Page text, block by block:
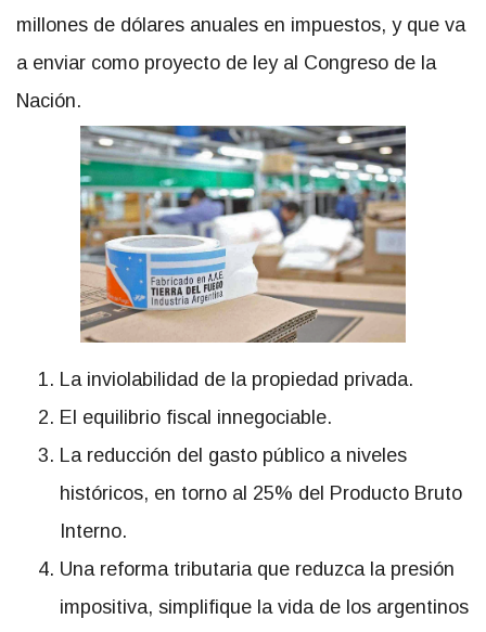
millones de dólares anuales en impuestos, y que va
a enviar como proyecto de ley al Congreso de la
Nación.
La inviolabilidad de la propiedad privada.
El equilibrio fiscal innegociable.
La reducción del gasto público a niveles
históricos, en torno al 25% del Producto Bruto
Interno.
Una reforma tributaria que reduzca la presión
impositiva, simplifique la vida de los argentinos